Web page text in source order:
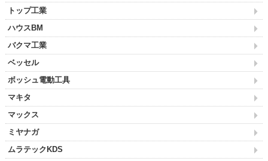
トップ工業
ハウスBM
バクマ工業
ベッセル
ボッシュ電動工具
マキタ
マックス
ミヤナガ
ムラテックKDS